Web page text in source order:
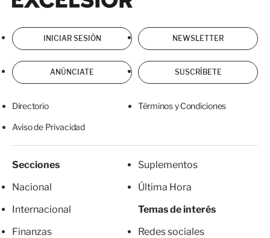
INICIAR SESIÓN NEWSLETTER
ANÚNCIATE SUSCRÍBETE
Directorio Términos y Condiciones
Aviso de Privacidad
Secciones
Nacional
Internacional
Finanzas
Suplementos
Última Hora
Temas de interés
Redes sociales